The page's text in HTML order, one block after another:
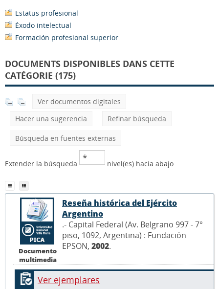
Estatus profesional
Éxodo intelectual
Formación profesional superior
DOCUMENTS DISPONIBLES DANS CETTE
CATÉGORIE (175)
Ver documentos digitales
Hacer una sugerencia
Refinar búsqueda
Búsqueda en fuentes externas
Extender la búsqueda nivel(es) hacia abajo
Documento
multimedia
Reseña histórica del Ejército
Argentino
.- Capital Federal (Av. Belgrano 997 - 7°
piso, 1092, Argentina) : Fundación
EPSON, 2002.
Ver ejemplares